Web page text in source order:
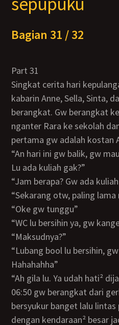
Bagian 31 / 32
Part 31
Singkat cerita hari kepulangan ke kota asal tiba. Gw
kabarin Anne, Sella, Sinta,
berangkat. Gw berangkat
nganter Rara ke sekolah
pertama gw adalah kostan
“An hari ini gw balik, gw mau langsung ke kostan lu.
Lu ada kuliah gak?”
“Jam berapa? Gw ada
“Sekarang otw, paling
“Oke gw tunggu”
“WC lu bersihin ya, gw
“Maksudnya?”
“Lubang bool lu bersihin, gw pengen ngebol elu.
Hahahahha”
“Ah gila lu. Ya udah hati²
06:50 gw berangkat dari gerbang sekolah Rara. Gw
bersyukur banget lalu
dengan kendaraan² besar